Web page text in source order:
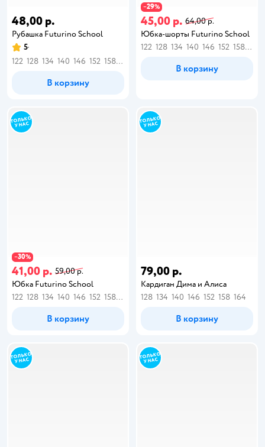
48,00 р.
Рубашка Futurino School
5
122 128 134 140 146 152 158 164
В корзину
−29%
45,00 р. 64,00 р.
Юбка-шорты Futurino School
122 128 134 140 146 152 158 164
В корзину
−30%
41,00 р. 59,00 р.
Юбка Futurino School
122 128 134 140 146 152 158 164
В корзину
79,00 р.
Кардиган Дима и Алиса
128 134 140 146 152 158 164
В корзину